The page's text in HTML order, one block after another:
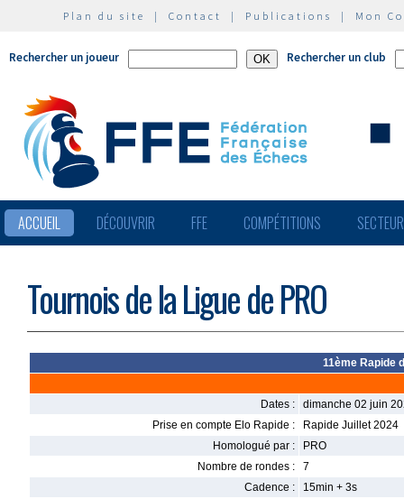
Plan du site | Contact | Publications | Mon
Rechercher un joueur Rechercher un club
ACCUEIL DÉCOUVRIR FFE COMPÉTITIONS
Tournois de la Ligue de PRO
11ème Rapide
Dates :
dimanche 02 juin
Prise en compte Elo Rapide :
Rapide Juillet 2024
Homologué par :
PRO
Nombre de rondes :
7
Cadence :
15min + 3s